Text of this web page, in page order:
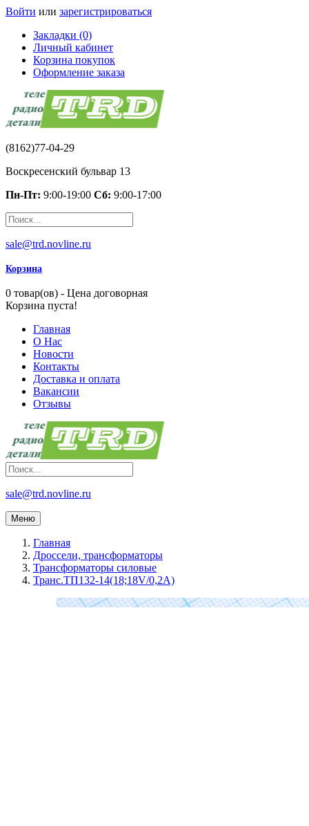
Войти или зарегистрироваться
Закладки (0)
Личный кабинет
Корзина покупок
Оформление заказа
(8162)77-04-29
Воскресенский бульвар 13
Пн-Пт: 9:00-19:00 Сб: 9:00-17:00
sale@trd.novline.ru
Корзина
0 товар(ов) - Цена договорная
Корзина пуста!
Главная
О Нас
Новости
Контакты
Доставка и оплата
Вакансии
Отзывы
sale@trd.novline.ru
Меню
Главная
Дроссели, трансформаторы
Трансформаторы силовые
Транс.ТП132-14(18;18V/0,2A)